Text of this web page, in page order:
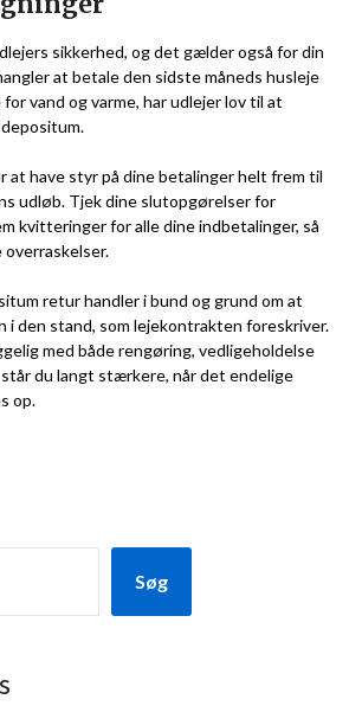
sikkerhed, og det gælder også for din
at betale den sidste måneds husleje
vand og varme, har udlejer lov til at
at have styr på dine betalinger helt frem til
udløb. Tjek dine slutopgørelser for
kvitteringer for alle dine indbetalinger, så
overraskelser.
retur handler i bund og grund om at
i den stand, som lejekontrakten foreskriver.
med både rengøring, vedligeholdelse
du langt stærkere, når det endelige
op.
Søg